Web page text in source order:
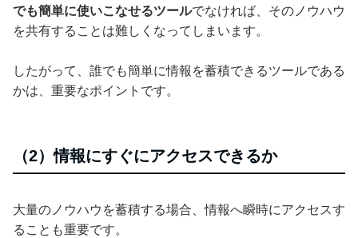
でも簡単に使いこなせるツールでなければ、そのノウハウ
を共有することは難しくなってしまいます。
したがって、誰でも簡単に情報を蓄積できるツールである
かは、重要なポイントです。
（2）情報にすぐにアクセスできるか
大量のノウハウを蓄積する場合、情報へ瞬時にアクセスす
ることも重要です。